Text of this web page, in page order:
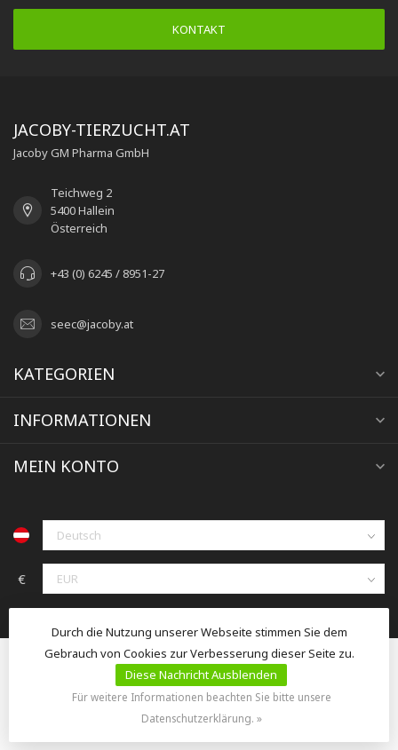
KONTAKT
JACOBY-TIERZUCHT.AT
Jacoby GM Pharma GmbH
Teichweg 2
5400 Hallein
Österreich
+43 (0) 6245 / 8951-27
seec@jacoby.at
KATEGORIEN
INFORMATIONEN
MEIN KONTO
€
© Copyright 2026 jacoby-tierzucht.at
Durch die Nutzung unserer Webseite stimmen Sie dem
Gebrauch von Cookies zur Verbesserung dieser Seite zu.
Diese Nachricht Ausblenden
Für weitere Informationen beachten Sie bitte unsere
Datenschutzerklärung. »